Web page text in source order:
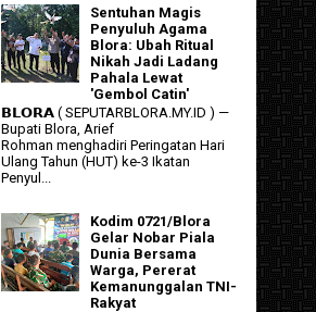
Sentuhan Magis
Penyuluh Agama
Blora: Ubah Ritual
Nikah Jadi Ladang
Pahala Lewat
'Gembol Catin'
𝗕𝗟𝗢𝗥𝗔 ( SEPUTARBLORA.MY.ID ) —
Bupati Blora, Arief
Rohman menghadiri Peringatan Hari
Ulang Tahun (HUT) ke-3 Ikatan
Penyul...
Kodim 0721/Blora
Gelar Nobar Piala
Dunia Bersama
Warga, Pererat
Kemanunggalan TNI-
Rakyat